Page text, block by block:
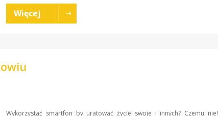
Więcej
Wykorzystać smartfon by uratować życie swoje i innych? Czemu nie!